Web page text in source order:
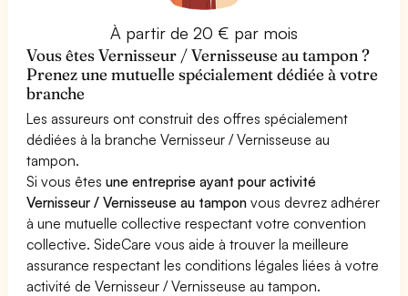
À partir de 20 € par mois
Vous êtes Vernisseur / Vernisseuse au tampon ?
Prenez une mutuelle spécialement dédiée à votre
branche
Les assureurs ont construit des offres spécialement
dédiées à la branche Vernisseur / Vernisseuse au
tampon.
Si vous êtesune entreprise ayant pour activité
Vernisseur / Vernisseuse au tampon vous devrez adhérer
à une mutuelle collective respectant votre convention
collective. SideCare vous aide à trouver la meilleure
assurance respectant les conditions légales liées à votre
activité de Vernisseur / Vernisseuse au tampon.